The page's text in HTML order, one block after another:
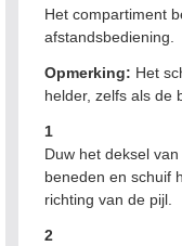
Het compartiment
afstandsbediening.
Opmerking: Het
helder, zelfs als de
1
Duw het deksel
beneden en schuif
richting van de pijl.
2